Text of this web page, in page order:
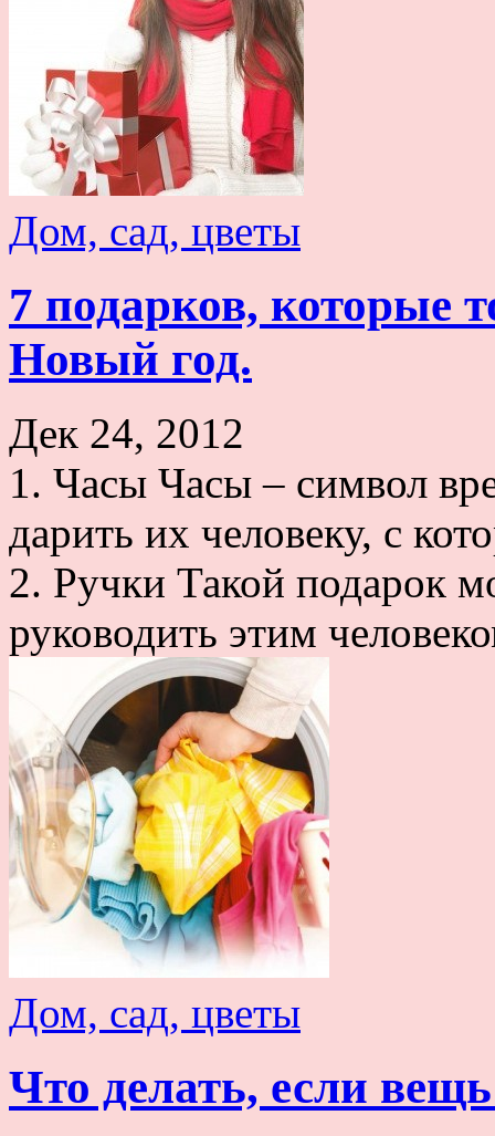
Дом, сад, цветы
7 подарков, которые
Новый год.
Дек 24, 2012
1. Часы Часы – символ
дарить их человеку, с
2. Ручки Такой подарок
руководить этим
Дом, сад, цветы
Что делать, если